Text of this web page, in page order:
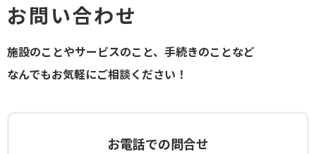
お問い合わせ
施設のことやサービスのこと、手続きのことなど
なんでもお気軽にご相談ください！
お電話での問合せ